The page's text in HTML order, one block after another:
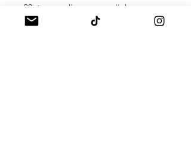
g2?utm_medium=copy_link
Panaché de vos réalisations